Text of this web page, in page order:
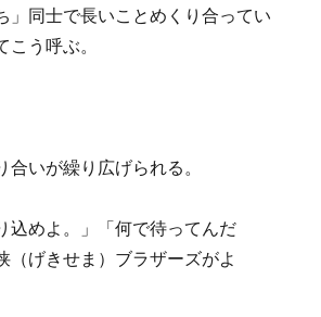
」同士で長いことめくり合ってい
こう呼ぶ。
合いが繰り広げられる。
込めよ。」「何で待ってんだ
（げきせま）ブラザーズがよ